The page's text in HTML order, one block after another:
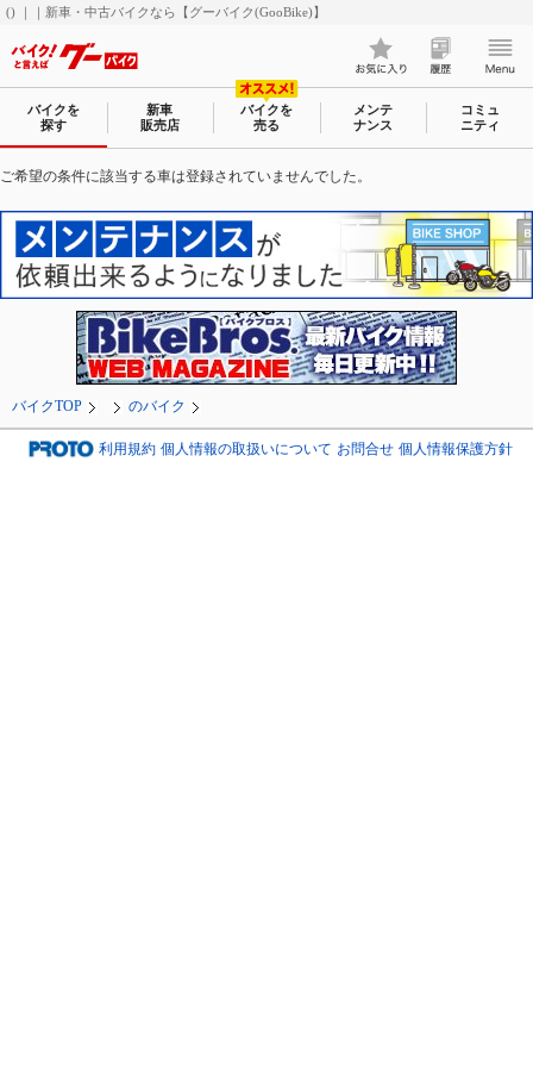
() ｜｜新車・中古バイクなら【グーバイク(GooBike)】
バイクを
探す
新車
販売店
バイクを
売る
メンテ
ナンス
コミュ
ニティ
ご希望の条件に該当する車は登録されていませんでした。
バイクTOP のバイク
利用規約 個人情報の取扱いについて お問合せ 個人情報保護方針